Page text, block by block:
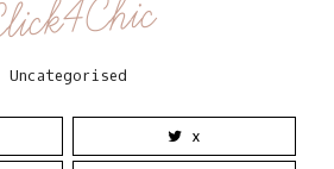
Uncategorised
x